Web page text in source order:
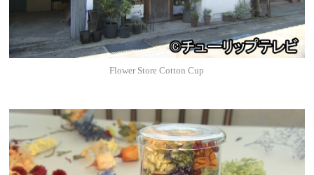
Flower Store Cotton Cup